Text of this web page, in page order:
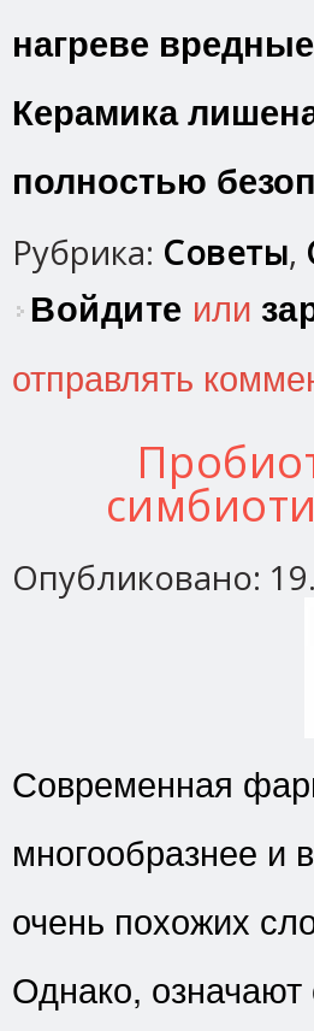
нагреве
Керамика
полностью
Рубрика: Советы,
Войдите или
отправлять
Опубликовано:
Современная
многообразнее и
очень похожих
Однако,